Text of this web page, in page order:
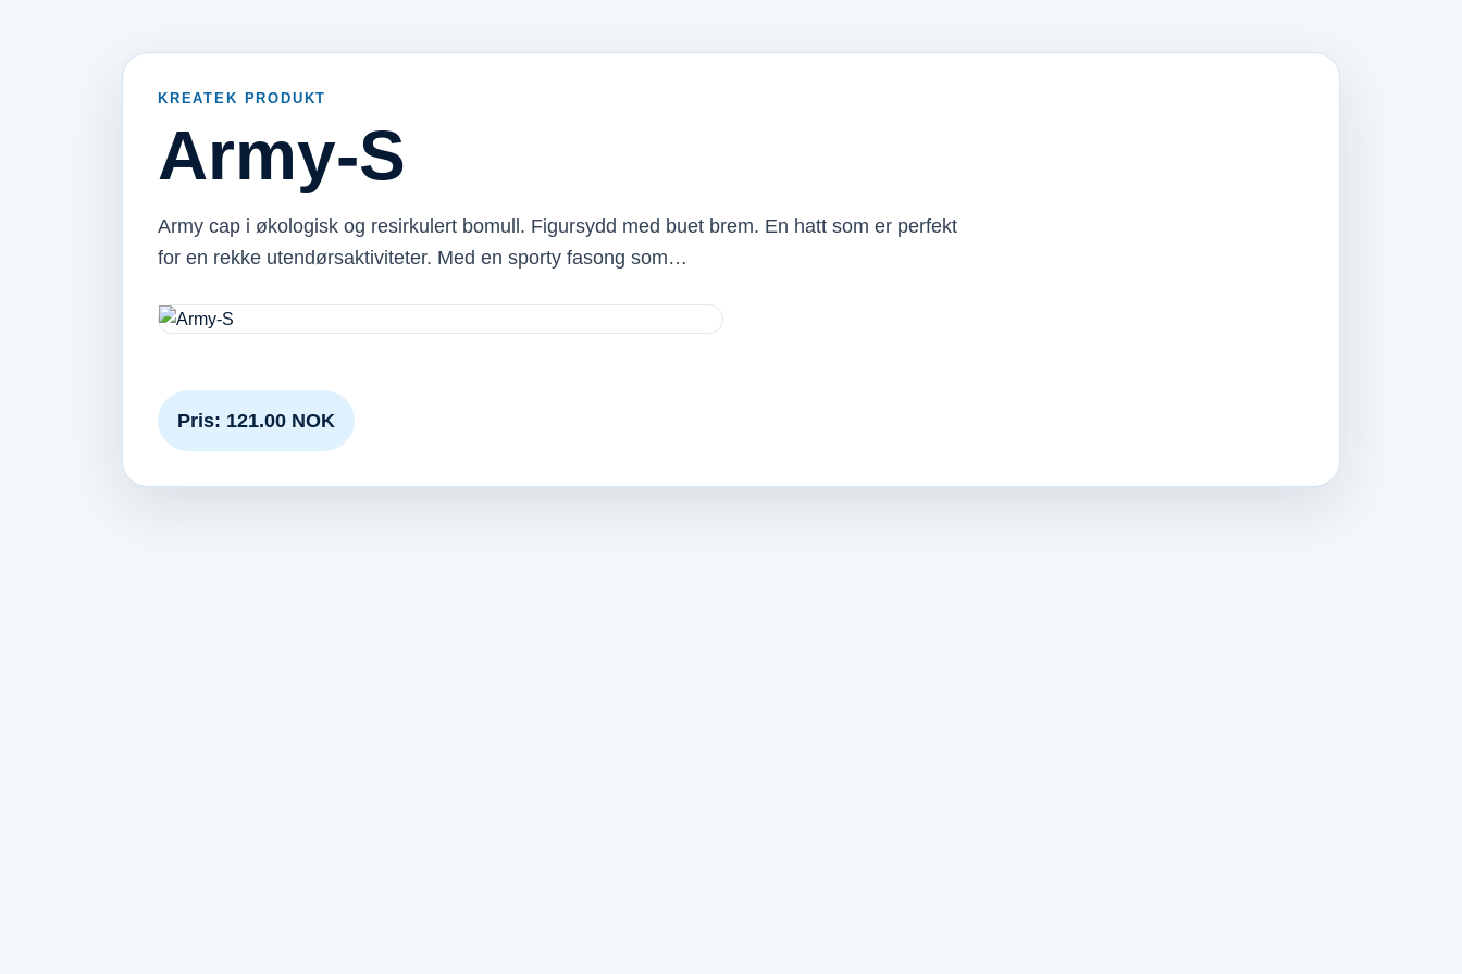
KREATEK PRODUKT
Army-S
Army cap i økologisk og resirkulert bomull. Figursydd med buet brem. En hatt som er perfekt
for en rekke utendørsaktiviteter. Med en sporty fasong som…
Pris: 121.00 NOK